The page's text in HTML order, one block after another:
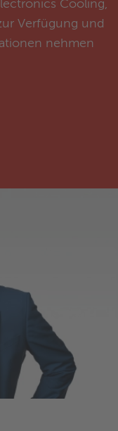
Cooling,
Verfügung und
nehmen